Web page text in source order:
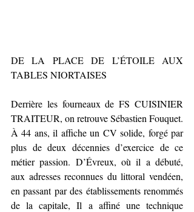
DE LA PLACE DE L’ÉTOILE AUX
TABLES NIORTAISES
Derrière les fourneaux de FS CUISINIER
TRAITEUR, on retrouve Sébastien Fouquet.
À 44 ans, il affiche un CV solide, forgé par
plus de deux décennies d’exercice de ce
métier passion. D’Évreux, où il a débuté,
aux adresses reconnues du littoral vendéen,
en passant par des établissements renommés
de la capitale, Il a affiné une technique